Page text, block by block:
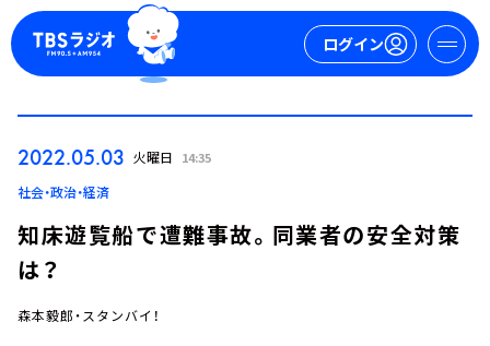
ログイン
2022.05.03 火曜日 14:35
社会・政治・経済
知床遊覧船で遭難事故。同業者の安全対策
は？
森本毅郎・スタンバイ！